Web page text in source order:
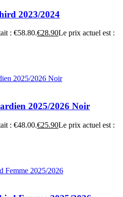
2023/2024
: €58.80.€28.90Le prix actuel est :
2025/2026 Noir
: €48.00.€25.90Le prix actuel est :